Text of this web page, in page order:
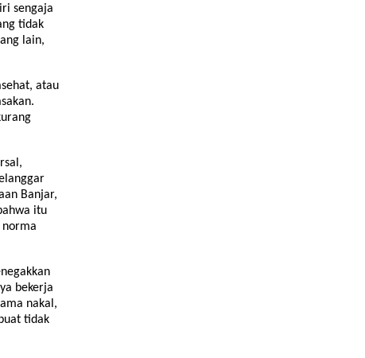
sengaja
tidak
lain,
atau
Banjar,
itu
bekerja
nakal,
tidak